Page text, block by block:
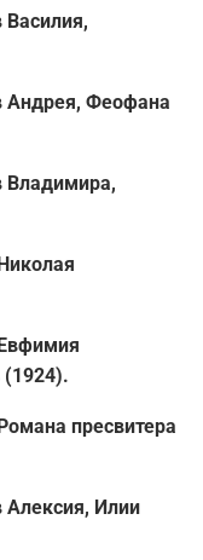
Андрея, Феофана
Владимира,
(1924).
пресвитера
Илии